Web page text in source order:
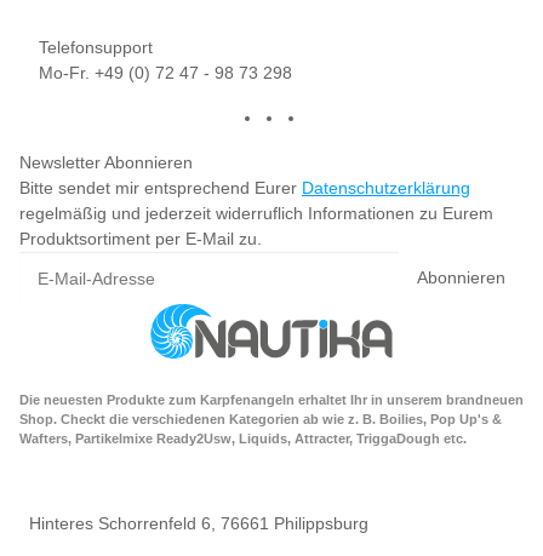
Telefonsupport
Mo-Fr. +49 (0) 72 47 - 98 73 298
Newsletter Abonnieren
Bitte sendet mir entsprechend Eurer Datenschutzerklärung
regelmäßig und jederzeit widerruflich Informationen zu Eurem
Produktsortiment per E-Mail zu.
Abonnieren
Die neuesten Produkte zum Karpfenangeln erhaltet Ihr in unserem brandneuen
Shop. Checkt die verschiedenen Kategorien ab wie z. B. Boilies, Pop Up's &
Wafters, Partikelmixe Ready2Usw, Liquids, Attracter, TriggaDough etc.
Hinteres Schorrenfeld 6, 76661 Philippsburg